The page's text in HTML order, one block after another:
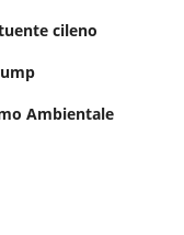
cileno
Ambientale